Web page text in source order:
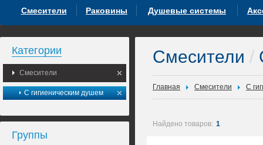
Смесители Раковины Душевые системы
Категории
Смесители
С гигиеническим душем
Группы
Смесители /
Главная Смесители С
Найдено товаров: 1